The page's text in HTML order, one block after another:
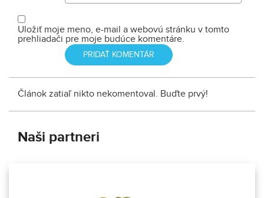
Uložiť moje meno, e-mail a webovú stránku v tomto
prehliadači pre moje budúce komentáre.
Článok zatiaľ nikto nekomentoval. Buďte prvý!
Naši partneri